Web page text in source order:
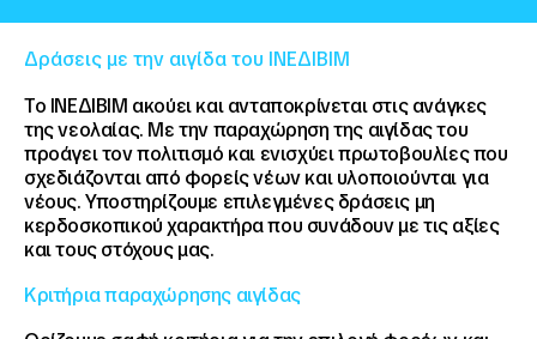
Δράσεις με την αιγίδα του ΙΝΕΔΙΒΙΜ
Το ΙΝΕΔΙΒΙΜ ακούει και ανταποκρίνεται στις ανάγκες
της νεολαίας. Με την παραχώρηση της αιγίδας του
προάγει τον πολιτισμό και ενισχύει πρωτοβουλίες που
σχεδιάζονται από φορείς νέων και υλοποιούνται για
νέους. Υποστηρίζουμε επιλεγμένες δράσεις μη
κερδοσκοπικού χαρακτήρα που συνάδουν με τις αξίες
και τους στόχους μας.
Κριτήρια παραχώρησης αιγίδας